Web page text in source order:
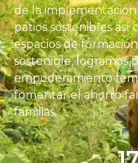
de la
patios sostenibles así
espacios de formación
sostenible,logramos
empoderamiento
fomentar el ahorro
familias.